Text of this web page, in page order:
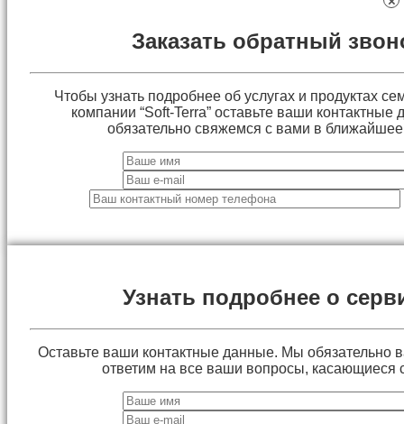
Заказать обратный
Чтобы узнать подробнее об услугах и продуктах
компании “Soft-Terra” оставьте ваши
обязательно свяжемся с вами в
Узнать подробнее о
Оставьте ваши контактные данные. Мы обязательно
ответим на все ваши вопросы, касающиеся